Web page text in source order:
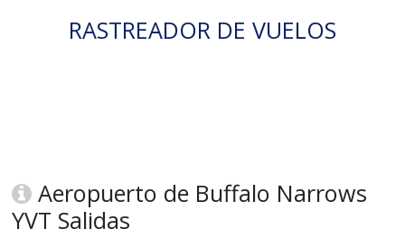
RASTREADOR DE VUELOS
Aeropuerto de Buffalo Narrows
YVT Salidas